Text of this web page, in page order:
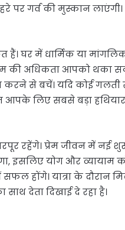
पर गर्व की मुस्कान लाएंगी।
हैं। घर में धार्मिक या
की अधिकता आपको थका
करने से बचें। यदि कोई
आपके लिए सबसे बड़ा हथियार
रहेंगे। प्रेम जीवन में नई
इसलिए योग और
होंगे। यात्रा के दौरान
देता दिखाई दे रहा है।